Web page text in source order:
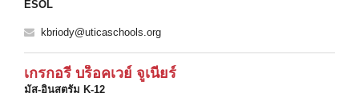
ESOL
kbriody@uticaschools.org
เกรกอรี บร็อคเวย์ จูเนียร์
มัส-อินสตรัม K-12